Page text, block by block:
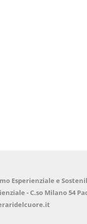
Esperienziale e
- C.so Milano 54